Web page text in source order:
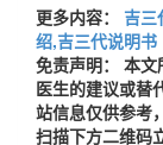
更多内容：
吉三
绍,吉三代说明书
免责声明： 本
医生的建议或替
站信息仅供参考
扫描下方二维码